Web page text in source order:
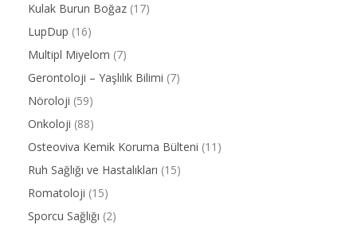
Kulak Burun Boğaz (17)
LupDup (16)
Multipl Miyelom (7)
Gerontoloji – Yaşlılık Bilimi (7)
Nöroloji (59)
Onkoloji (88)
Osteoviva Kemik Koruma Bülteni (11)
Ruh Sağlığı ve Hastalıkları (15)
Romatoloji (15)
Sporcu Sağlığı (2)